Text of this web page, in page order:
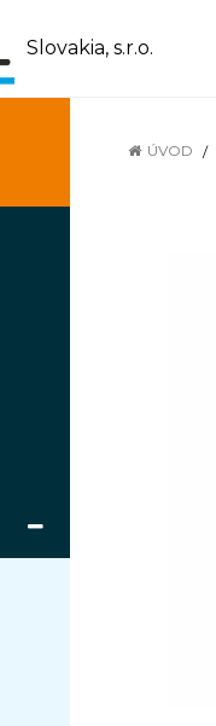
Slovakia, s.r.o.
ÚVOD